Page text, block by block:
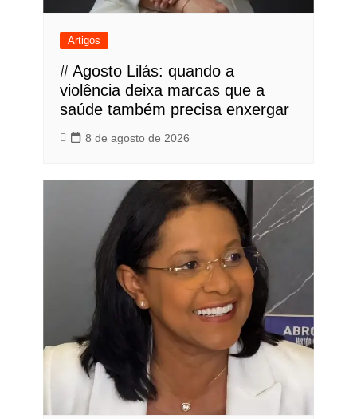
Artigos
# Agosto Lilás: quando a
violência deixa marcas que a
saúde também precisa enxergar
8 de agosto de 2026